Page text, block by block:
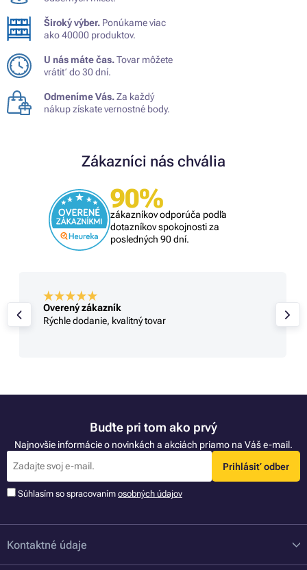
Široký výber. Ponúkame viac
ako 40000 produktov.
U nás máte čas.Tovar môžete
vrátiť do 30 dní.
Odmeníme Vás.Za každý
nákup získate vernostné body.
Zákazníci nás chvália
90%
zákazníkov odporúča podľa
dotazníkov spokojnosti za
posledných 90 dní.
Overený zákazník
Rýchle dodanie, kvalitný tovar
Buďte pri tom ako prvý
Najnovšie informácie o novinkách a akciách priamo na Váš e-mail.
Prihlásiť odber
Súhlasím so spracovaním osobných údajov
Kontaktné údaje